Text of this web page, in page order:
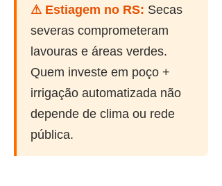
⚠ Estiagem no RS: Secas
severas comprometeram
lavouras e áreas verdes.
Quem investe em poço +
irrigação automatizada não
depende de clima ou rede
pública.